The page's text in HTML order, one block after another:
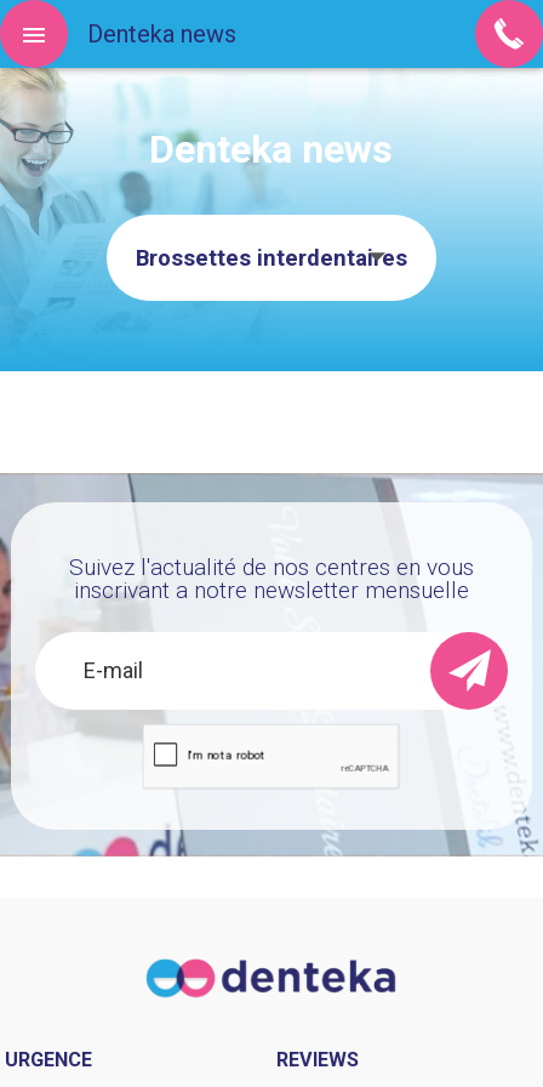
Denteka news
Brossettes interdentaires
Suivez l'actualité de nos centres en vous
inscrivant a notre newsletter mensuelle
URGENCE REVIEWS
Denteka news